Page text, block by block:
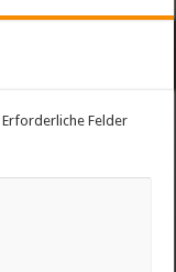
Erforderliche Felder